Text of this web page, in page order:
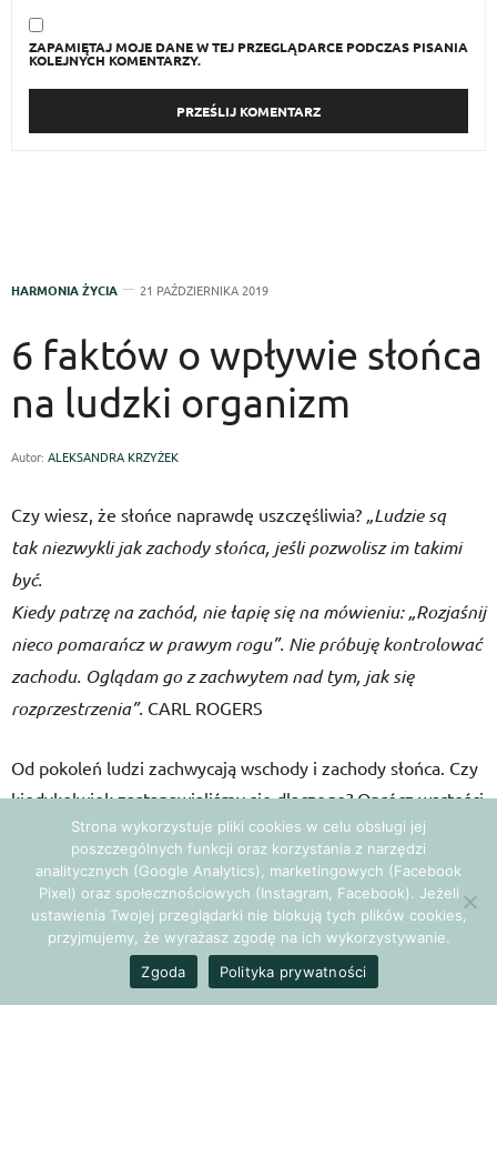
ZAPAMIĘTAJ MOJE DANE W TEJ PRZEGLĄDARCE PODCZAS PISANIA
KOLEJNYCH KOMENTARZY.
HARMONIA ŻYCIA 21 PAŹDZIERNIKA 2019
6 faktów o wpływie słońca
na ludzki organizm
Autor: ALEKSANDRA KRZYŻEK
Czy wiesz, że słońce naprawdę uszczęśliwia? „Ludzie są
tak niezwykli jak zachody słońca, jeśli pozwolisz im takimi
być.
Kiedy patrzę na zachód, nie łapię się na mówieniu: „Rozjaśnij
nieco pomarańcz w prawym rogu”. Nie próbuję kontrolować
zachodu. Oglądam go z zachwytem nad tym, jak się
rozprzestrzenia”. CARL ROGERS
Od pokoleń ludzi zachwycają wschody i zachody słońca. Czy
kiedykolwiek zastanawialiśmy się dlaczego? Oprócz wartości
wizualnych i pięknych wrażeń? Oprócz okazji do
romantycznych chwil w takich okolicznościach przyrody? Co
jeszcze jest tak magnetycznie przyciągającego w słońcu na
horyzoncie?
Odkąd mam pewną wiedzę na temat tego, jaki proces jest
aktywowany podczas patrzenia na słońce, odnoszę
Strona wykorzystuje pliki cookies w celu obsługi jej
poszczególnych funkcji oraz korzystania z narzędzi
analitycznych (Google Analytics), marketingowych (Facebook
Pixel) oraz społecznościowych (Instagram, Facebook). Jeżeli
ustawienia Twojej przeglądarki nie blokują tych plików cookies,
przyjmujemy, że wyrażasz zgodę na ich wykorzystywanie.
Zgoda
Polityka prywatności